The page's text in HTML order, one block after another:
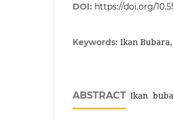
DOI: https://doi.org/
Keywords: Ikan
ABSTRACT Ikan